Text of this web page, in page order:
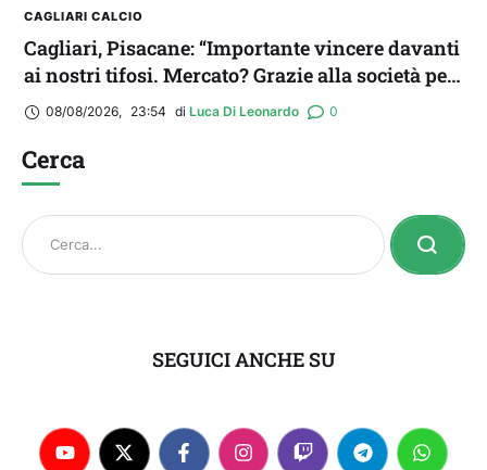
CAGLIARI CALCIO
Cagliari, Pisacane: “Importante vincere davanti
ai nostri tifosi. Mercato? Grazie alla società per
il triplo colpo”
08/08/2026, 23:54 di Luca Di Leonardo 0
Cerca
SEGUICI ANCHE SU